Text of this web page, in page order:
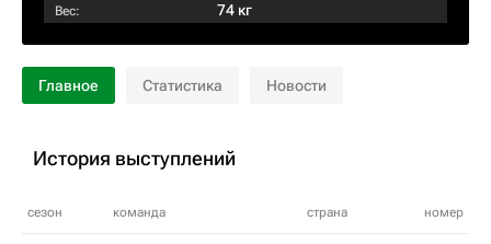
Вес: 74 кг
Главное Статистика Новости
История выступлений
сезон команда страна номер